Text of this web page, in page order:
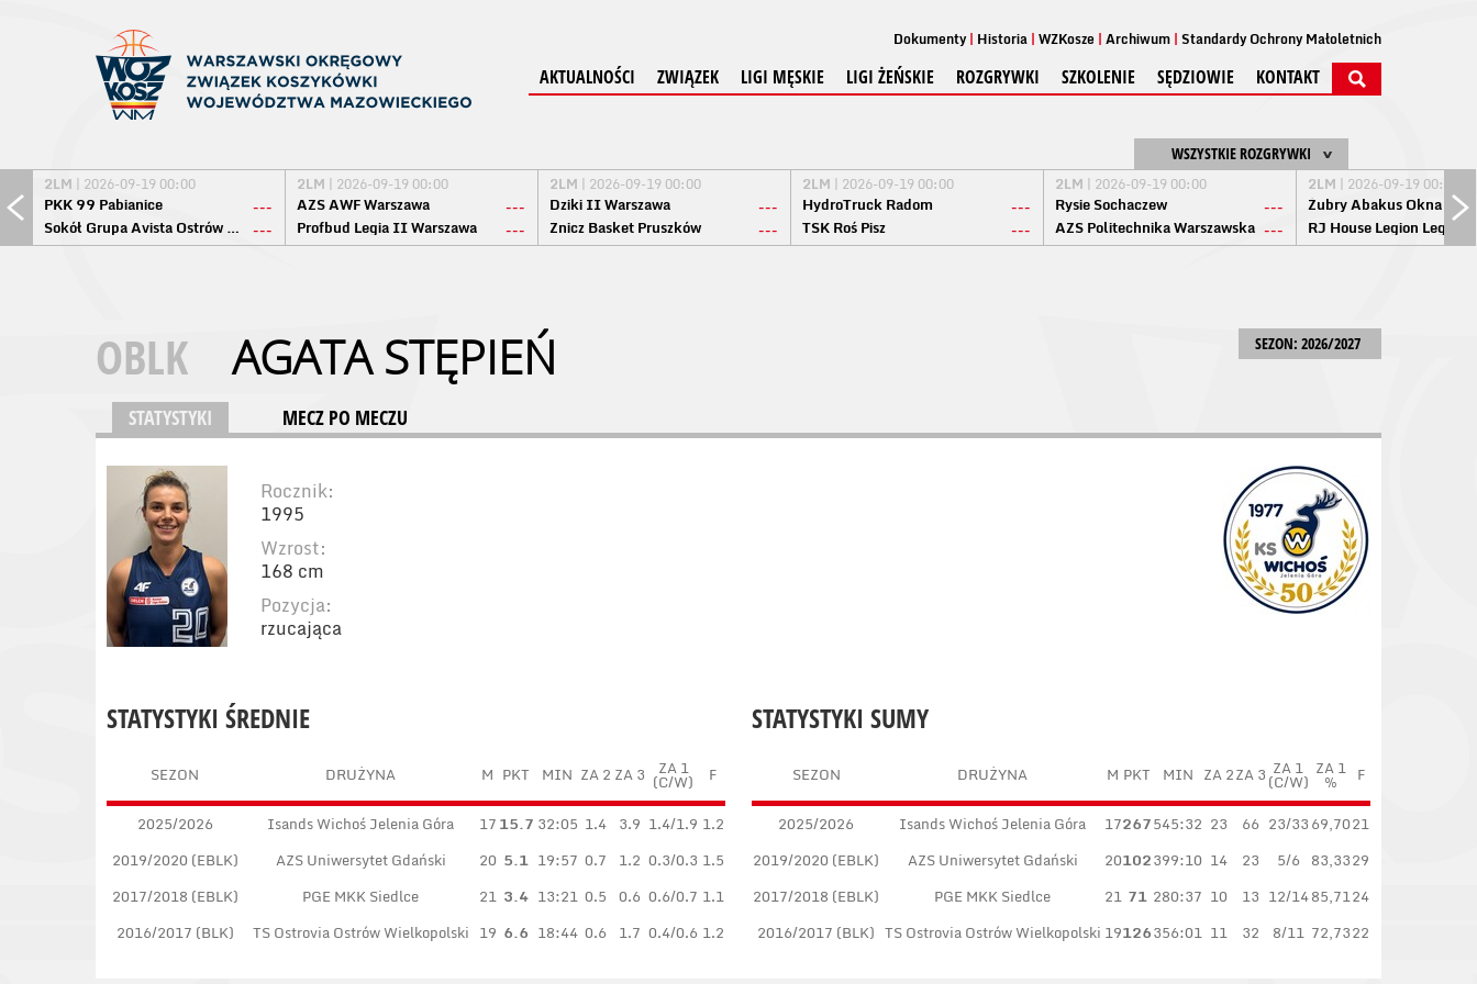
Dokumenty Historia WZKosze Archiwum Standardy Ochrony Małoletnich
AKTUALNOŚCI ZWIĄZEK LIGI MĘSKIE LIGI ŻEŃSKIE ROZGRYWKI SZKOLENIE SĘDZIOWIE KONTAKT
WSZYSTKIE ROZGRYWKI
2LM | 2026-09-19 00:00
PKK 99 Pabianice
---
Sokół Grupa Avista Ostrów Maz. ---
2LM | 2026-09-19 00:00
AZS AWF Warszawa
---
Profbud Legia II Warszawa
---
2LM | 2026-09-19 00:00
Dziki II Warszawa
---
Znicz Basket Pruszków
---
2LM | 2026-09-19 00:00
HydroTruck Radom
---
TSK Roś Pisz
---
2LM | 2026-09-19 00:00
Rysie Sochaczew
---
AZS Politechnika Warszawska ---
2LM | 2026-09-19 00:00
Żubry Abakus Okna
RJ House Legion
SEZON: 2026/2027
OBLK AGATA STĘPIEŃ
STATYSTYKI MECZ PO MECZU
Rocznik:
1995
Wzrost:
168 cm
Pozycja:
rzucająca
STATYSTYKI SUMY
SEZON DRUŻYNA M PKT MIN ZA 2ZA 3 ZA 1
(C/W)
ZA 1
% F
2025/2026 Isands Wichoś Jelenia Góra 17267545:32 23 66 23/3369,7021
2019/2020 (EBLK)
AZS Uniwersytet Gdański 20102399:10 14 23 5/6 83,3329
2017/2018 (EBLK)
PGE MKK Siedlce 21 71 280:37 10 13 12/1485,7124
2016/2017 (BLK) TS Ostrovia Ostrów Wielkopolski 19126356:01 11 32 8/11 72,7322
STATYSTYKI ŚREDNIE
SEZON DRUŻYNA M PKT MIN ZA 2 ZA 3 ZA 1
(C/W) F
2025/2026 Isands Wichoś Jelenia Góra 1715.7 32:05 1.4 3.9 1.4/1.9 1.2
2019/2020 (EBLK)
AZS Uniwersytet Gdański 20 5.1 19:57 0.7 1.2 0.3/0.3 1.5
2017/2018 (EBLK)
PGE MKK Siedlce 21 3.4 13:21 0.5 0.6 0.6/0.7 1.1
2016/2017 (BLK)
TS Ostrovia Ostrów Wielkopolski 19 6.6 18:44 0.6 1.7 0.4/0.6 1.2